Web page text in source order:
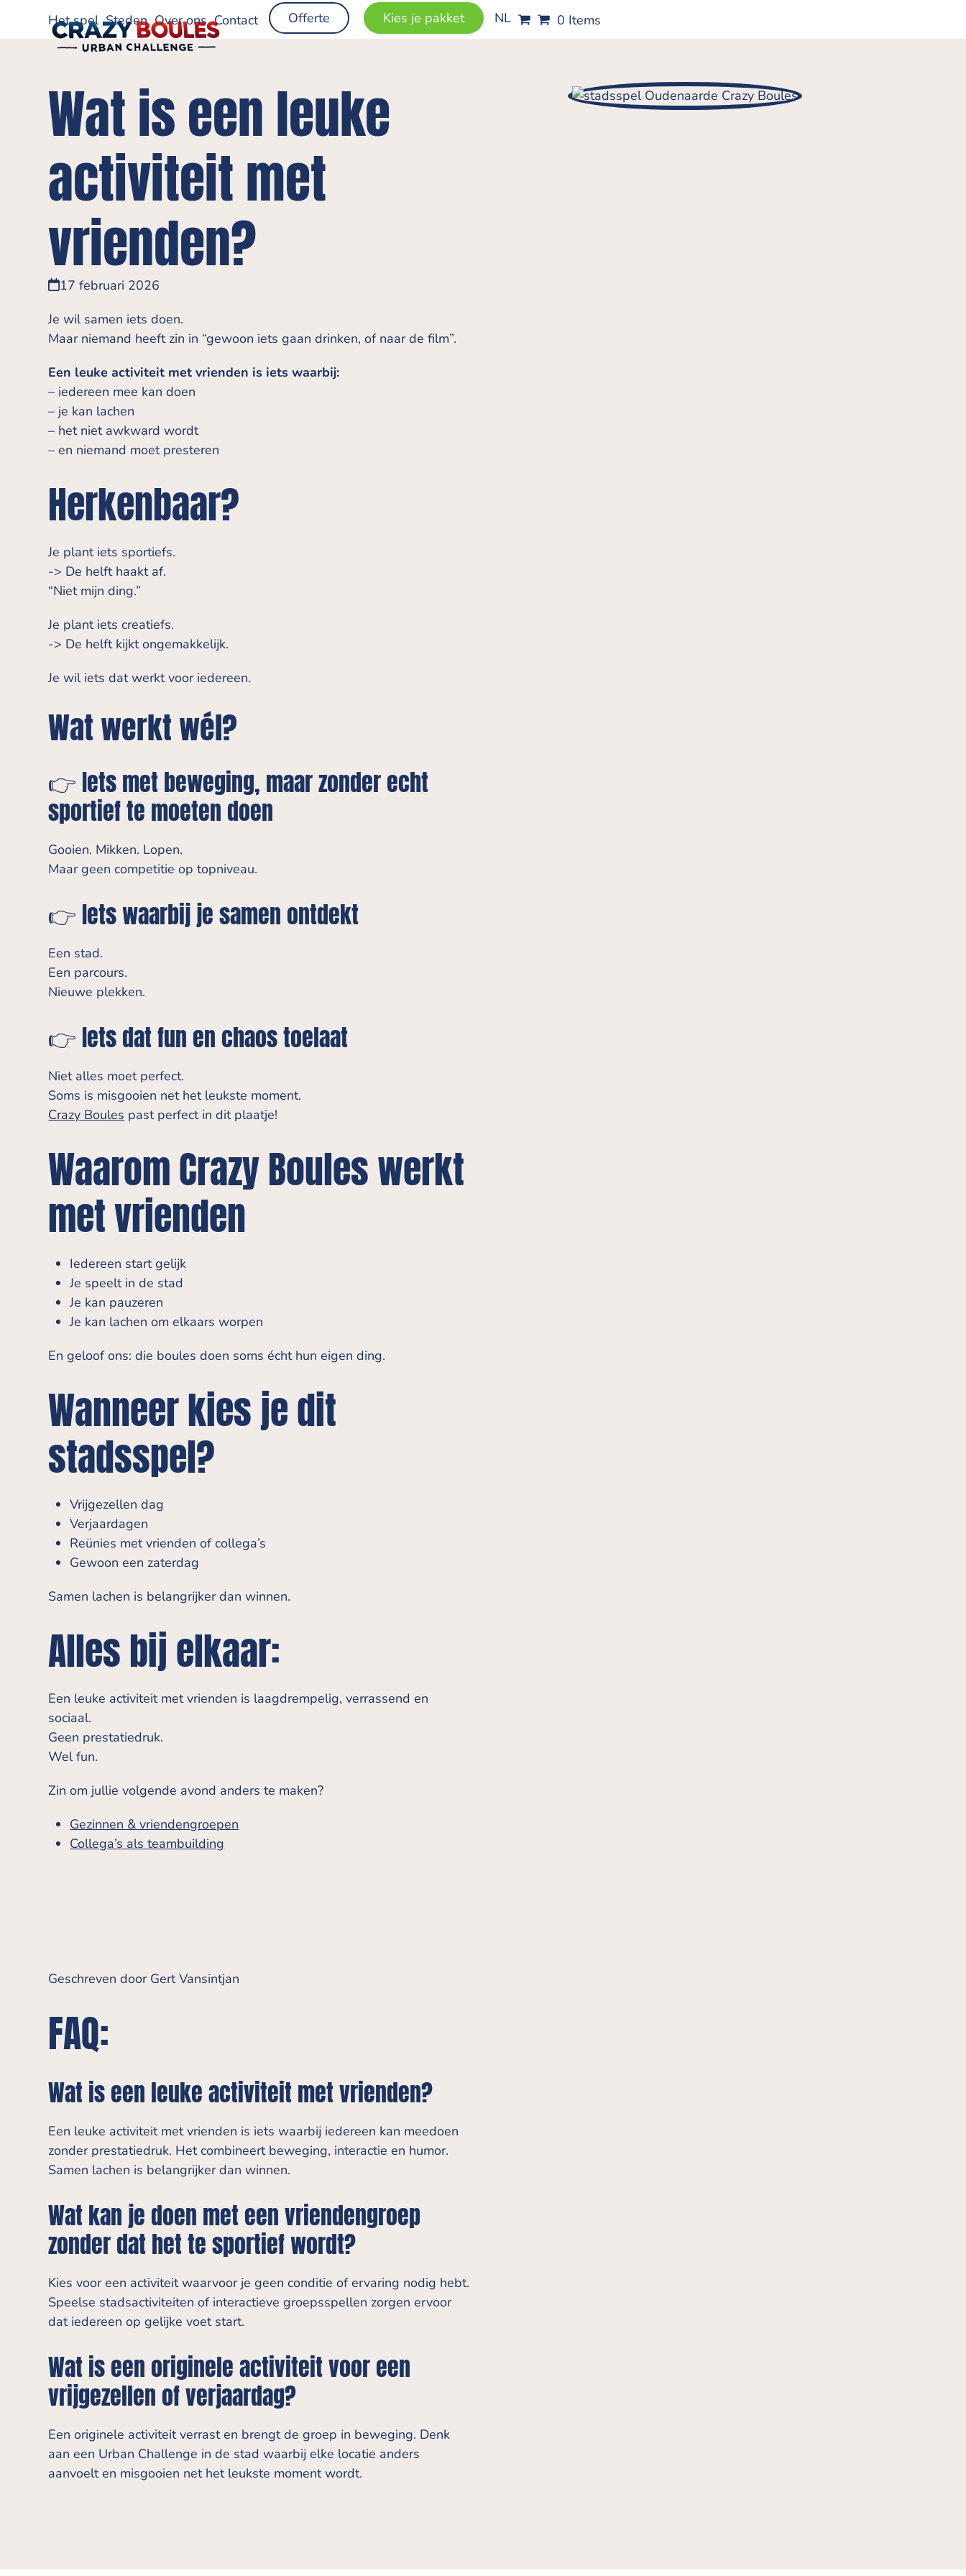
Het spel Steden Over ons Contact Offerte Kies je pakket NL 0 Items
Wat is een leuke
activiteit met
vrienden?
17 februari 2026
Je wil samen iets doen.
Maar niemand heeft zin in “gewoon iets gaan drinken, of naar de film”.
Een leuke activiteit met vrienden is iets waarbij:
– iedereen mee kan doen
– je kan lachen
– het niet awkward wordt
– en niemand moet presteren
Herkenbaar?
Je plant iets sportiefs.
-> De helft haakt af.
“Niet mijn ding.”
Je plant iets creatiefs.
-> De helft kijkt ongemakkelijk.
Je wil iets dat werkt voor iedereen.
Wat werkt wél?
👉 Iets met beweging, maar zonder echt
sportief te moeten doen
Gooien. Mikken. Lopen.
Maar geen competitie op topniveau.
👉 Iets waarbij je samen ontdekt
Een stad.
Een parcours.
Nieuwe plekken.
👉 Iets dat fun en chaos toelaat
Niet alles moet perfect.
Soms is misgooien net het leukste moment.
Crazy Boules past perfect in dit plaatje!
Waarom Crazy Boules werkt
met vrienden
Iedereen start gelijk
Je speelt in de stad
Je kan pauzeren
Je kan lachen om elkaars worpen
En geloof ons: die boules doen soms écht hun eigen ding.
Wanneer kies je dit
stadsspel?
Vrijgezellen dag
Verjaardagen
Reünies met vrienden of collega’s
Gewoon een zaterdag
Samen lachen is belangrijker dan winnen.
Alles bij elkaar:
Een leuke activiteit met vrienden is laagdrempelig, verrassend en
sociaal.
Geen prestatiedruk.
Wel fun.
Zin om jullie volgende avond anders te maken?
Gezinnen & vriendengroepen
Collega’s als teambuilding
Geschreven door Gert Vansintjan
FAQ:
Wat is een leuke activiteit met vrienden?
Een leuke activiteit met vrienden is iets waarbij iedereen kan meedoen
zonder prestatiedruk. Het combineert beweging, interactie en humor.
Samen lachen is belangrijker dan winnen.
Wat kan je doen met een vriendengroep
zonder dat het te sportief wordt?
Kies voor een activiteit waarvoor je geen conditie of ervaring nodig hebt.
Speelse stadsactiviteiten of interactieve groepsspellen zorgen ervoor
dat iedereen op gelijke voet start.
Wat is een originele activiteit voor een
vrijgezellen of verjaardag?
Een originele activiteit verrast en brengt de groep in beweging. Denk
aan een Urban Challenge in de stad waarbij elke locatie anders
aanvoelt en misgooien net het leukste moment wordt.